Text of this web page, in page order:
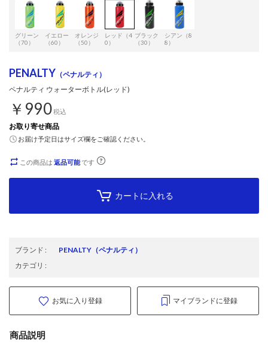
グリーン
（70）
イエロー
（60）
オレンジ
（50）
レッド（4
0）
ブラック
（30）
シアン（8
8）
PENALTY （ペナルティ）
ペナルティ ウォーターボトル(レッド)
￥990税込
お取り寄せ商品
お届け予定日はサイズ欄をご確認ください。
この商品は 返品可能です
カートに入れる
ブランド : PENALTY （ペナルティ）
カテゴリ :
お気に入り登録 マイブランドに登録
商品説明